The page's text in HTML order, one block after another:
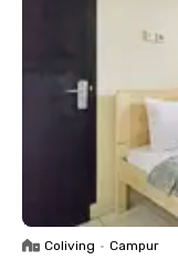
Coliving • Campur